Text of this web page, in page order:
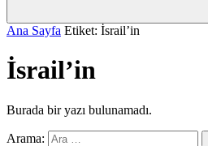
Ana Sayfa Etiket: İsrail’in
İsrail’in
Burada bir yazı bulunamadı.
Arama: